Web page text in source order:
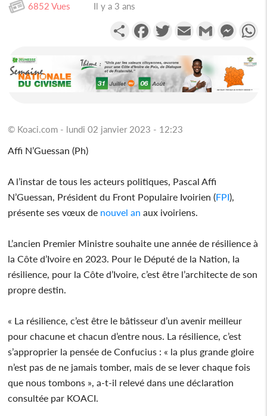
6852 Vues Il y a 3 ans
PartagerFacebookTwitterEmail Gmail
© Koaci.com - lundi 02 janvier 2023 - 12:23
Affi N’Guessan (Ph)
A l’instar de tous les acteurs politiques, Pascal Affi
N’Guessan, Président du Front Populaire Ivoirien (FPI),
présente ses vœux de nouvel an aux ivoiriens.
L’ancien Premier Ministre souhaite une année de résilience à
la Côte d’Ivoire en 2023. Pour le Député de la Nation, la
résilience, pour la Côte d’Ivoire, c’est être l’architecte de son
propre destin.
« La résilience, c’est être le bâtisseur d’un avenir meilleur
pour chacune et chacun d’entre nous. La résilience, c’est
s’approprier la pensée de Confucius : « la plus grande gloire
n’est pas de ne jamais tomber, mais de se lever chaque fois
que nous tombons », a-t-il relevé dans une déclaration
consultée par KOACI.